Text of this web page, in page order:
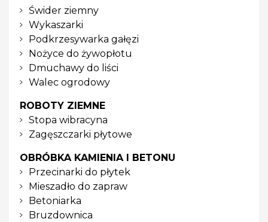
Świder ziemny
Wykaszarki
Podkrzesywarka gałęzi
Nożyce do żywopłotu
Dmuchawy do liści
Walec ogrodowy
ROBOTY ZIEMNE
Stopa wibracyna
Zagęszczarki płytowe
OBRÓBKA KAMIENIA I BETONU
Przecinarki do płytek
Mieszadło do zapraw
Betoniarka
Bruzdownica